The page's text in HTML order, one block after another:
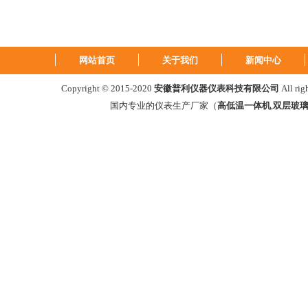
网站首页 关于我们 新闻中心
Copyright © 2015-2020 安徽普利仪器仪表科技有限公司 All
国内专业的仪表生产厂家（高低温一体机,双层玻